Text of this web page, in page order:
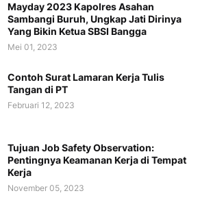
Mayday 2023 Kapolres Asahan
Sambangi Buruh, Ungkap Jati Dirinya
Yang Bikin Ketua SBSI Bangga
Mei 01, 2023
Contoh Surat Lamaran Kerja Tulis
Tangan di PT
Februari 12, 2023
Tujuan Job Safety Observation:
Pentingnya Keamanan Kerja di Tempat
Kerja
November 05, 2023